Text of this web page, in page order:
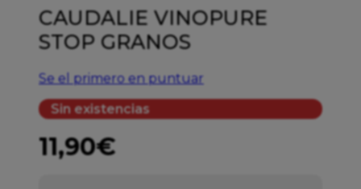
CAUDALIE VINOPURE
STOP GRANOS
Se el primero en puntuar
Sin existencias
11,90€